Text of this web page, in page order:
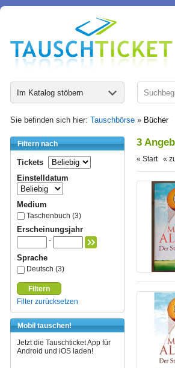
Im Katalog stöbern
Sie befinden sich hier: Tauschbörse » Bücher
Filtern nach
Tickets
Einstelldatum
Medium
Taschenbuch (3)
Erscheinungsjahr
-
Sprache
Deutsch (3)
Filtern
Filter zurücksetzen
Mobil tauschen!
Jetzt die Tauschticket App für
Android und iOS laden!
3
« Start «